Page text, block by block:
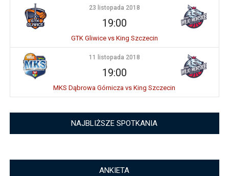
23 listopada 2018
19:00
GTK Gliwice vs King Szczecin
11 listopada 2018
19:00
MKS Dąbrowa Górnicza vs King Szczecin
NAJBLIŻSZE SPOTKANIA
ANKIETA